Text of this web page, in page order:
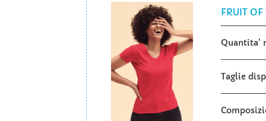
FRUIT
Quantita'
Taglie